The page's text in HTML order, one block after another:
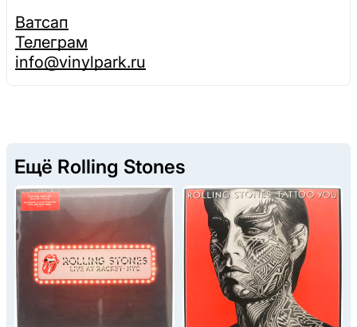
Ватсап
Телеграм
info@vinylpark.ru
Ещё Rolling Stones